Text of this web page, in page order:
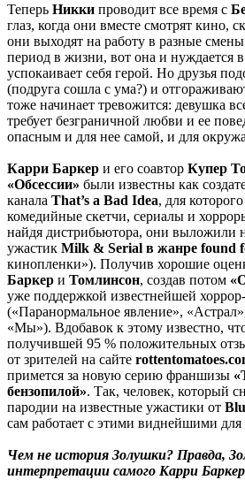
Теперь Никки проводит все время с
глаз, когда они вместе смотрят кино,
они выходят на работу в разные
период в жизни, вот она и нуждается
успокаивает себя герой. Но друзья
(подруга сошла с ума?) и
тоже начинает тревожится: девушка
требует безграничной любви и ее
опасным и для нее самой, и для
Карри Баркер и его соавтор Купер
«Обсессии» были известны как
канала That’s a Bad Idea, для
комедийные скетчи, сериалы и
найдя дистрибьютора, они выложили
ужастик Milk & Serial в жанре found
кинопленки»). Получив хорошие
Баркер и Томлинсон, создав потом
уже поддержкой известнейшей
(«Паранормальное явление»,
«Мы»). Вдобавок к этому известно,
получившей 95 % положительных
от зрителей на сайте
примется за новую серию франшизы
бензопилой». Так, человек, который
пародии на известные ужастики от
сам работает с этими виднейшими
Чем не история Золушки? Правда,
интерпретации самого Карри